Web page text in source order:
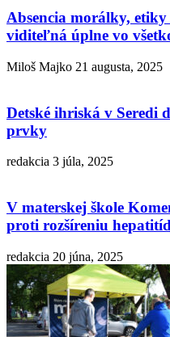
Absencia morálky,
viditeľná úplne vo
Miloš Majko 21 augusta, 2025
Detské ihriská v Seredi
prvky
redakcia 3 júla, 2025
V materskej škole
proti rozšíreniu
redakcia 20 júna, 2025